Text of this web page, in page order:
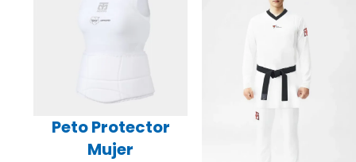
Peto Protector
Mujer